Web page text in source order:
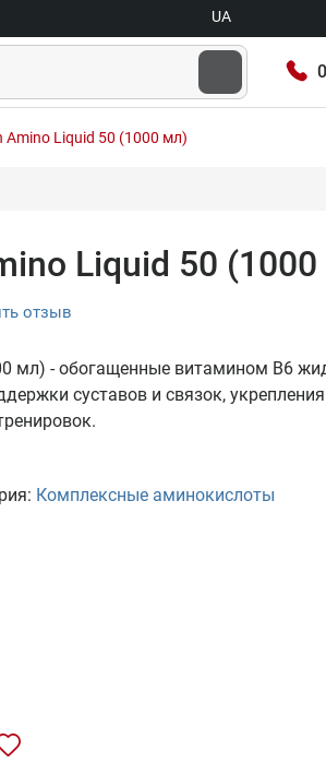
UA
Amino Liquid 50 (1000 мл)
Liquid 50
отзыв
мл) - обогащенные витамином В6
суставов и связок,
Комплексные аминокислоты